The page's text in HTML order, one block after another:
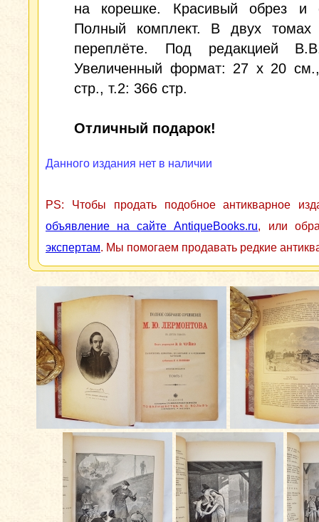
на корешке. Красивый обрез и
Полный комплект. В двух
переплёте. Под редакцией
Увеличенный формат: 27 x 20
стр., т.2: 366 стр.
Отличный подарок!
Данного издания нет в наличии
PS: Чтобы продать подобное антикварное
объявление на сайте AntiqueBooks.ru, или
экспертам. Мы помогаем продавать редкие